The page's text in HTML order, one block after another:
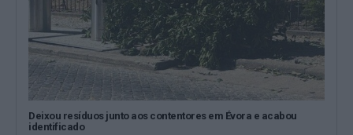
Deixou resíduos junto aos contentores em Évora e acabou
identificado